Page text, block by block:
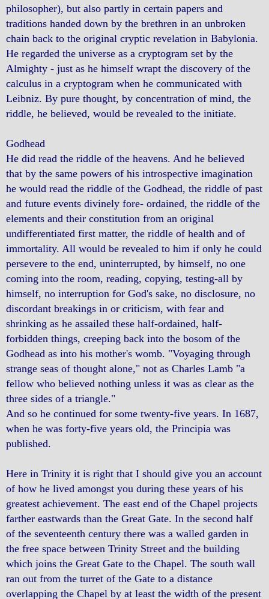
philosopher), but also partly in certain papers and
traditions handed down by the brethren in an unbroken
chain back to the original cryptic revelation in Babylonia.
He regarded the universe as a cryptogram set by the
Almighty - just as he himself wrapt the discovery of the
calculus in a cryptogram when he communicated with
Leibniz. By pure thought, by concentration of mind, the
riddle, he believed, would be revealed to the initiate.
Godhead
He did read the riddle of the heavens. And he believed
that by the same powers of his introspective imagination
he would read the riddle of the Godhead, the riddle of past
and future events divinely fore- ordained, the riddle of the
elements and their constitution from an original
undifferentiated first matter, the riddle of health and of
immortality. All would be revealed to him if only he could
persevere to the end, uninterrupted, by himself, no one
coming into the room, reading, copying, testing-all by
himself, no interruption for God's sake, no disclosure, no
discordant breakings in or criticism, with fear and
shrinking as he assailed these half-ordained, half-
forbidden things, creeping back into the bosom of the
Godhead as into his mother's womb. "Voyaging through
strange seas of thought alone," not as Charles Lamb "a
fellow who believed nothing unless it was as clear as the
three sides of a triangle."
And so he continued for some twenty-five years. In 1687,
when he was forty-five years old, the Principia was
published.
Here in Trinity it is right that I should give you an account
of how he lived amongst you during these years of his
greatest achievement. The east end of the Chapel projects
farther eastwards than the Great Gate. In the second half
of the seventeenth century there was a walled garden in
the free space between Trinity Street and the building
which joins the Great Gate to the Chapel. The south wall
ran out from the turret of the Gate to a distance
overlapping the Chapel by at least the width of the present